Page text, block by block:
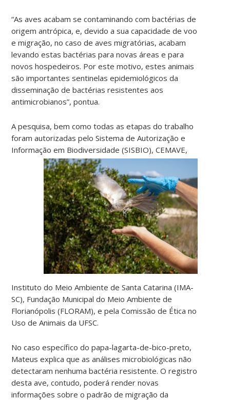
“As aves acabam se contaminando com bactérias de
origem antrópica, e, devido a sua capacidade de voo
e migração, no caso de aves migratórias, acabam
levando estas bactérias para novas áreas e para
novos hospedeiros. Por este motivo, estes animais
são importantes sentinelas epidemiológicos da
disseminação de bactérias resistentes aos
antimicrobianos”, pontua.
A pesquisa, bem como todas as etapas do trabalho
foram autorizadas pelo Sistema de Autorização e
Informação em Biodiversidade (SISBIO), CEMAVE,
Instituto do Meio Ambiente de Santa Catarina (IMA-
SC), Fundação Municipal do Meio Ambiente de
Florianópolis (FLORAM), e pela Comissão de Ética no
Uso de Animais da UFSC.
No caso específico do papa-lagarta-de-bico-preto,
Mateus explica que as análises microbiológicas não
detectaram nenhuma bactéria resistente. O registro
desta ave, contudo, poderá render novas
informações sobre o padrão de migração da